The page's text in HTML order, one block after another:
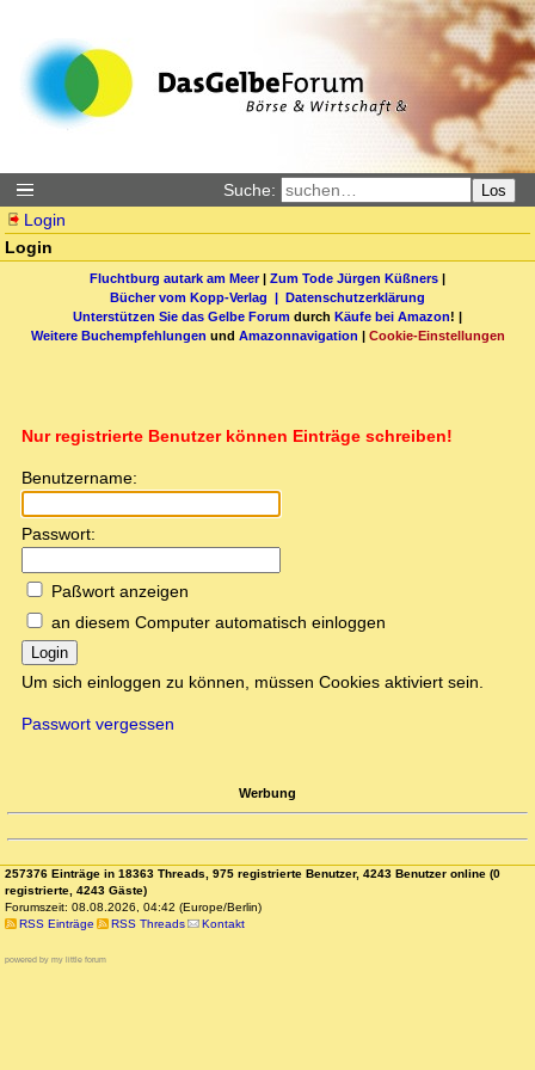
Suche: Los
Login
Login
Fluchtburg autark am Meer| Zum Tode Jürgen Küßners |
Bücher vom Kopp-Verlag | Datenschutzerklärung
Unterstützen Sie das Gelbe Forum durch Käufe bei Amazon! |
Weitere Buchempfehlungen und Amazonnavigation | Cookie-Einstellungen
Nur registrierte Benutzer können Einträge schreiben!
Benutzername:
Passwort:
Paßwort anzeigen
an diesem Computer automatisch einloggen
Login
Um sich einloggen zu können, müssen Cookies aktiviert sein.
Passwort vergessen
Werbung
257376 Einträge in 18363 Threads, 975 registrierte Benutzer, 4243 Benutzer online (0
registrierte, 4243 Gäste)
Forumszeit: 08.08.2026, 04:42 (Europe/Berlin)
RSS Einträge
RSS Threads Kontakt
powered by my little forum